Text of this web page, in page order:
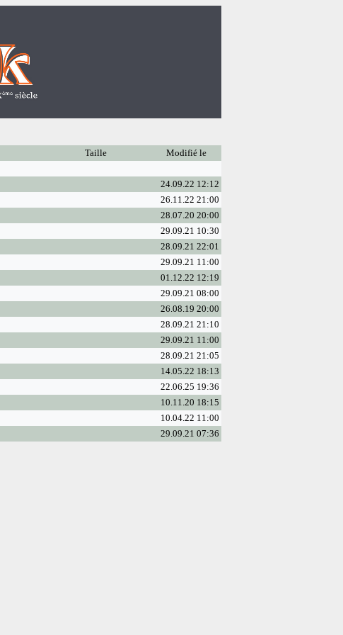
Taille
Modifié le
24.09.22 12:12
26.11.22 21:00
28.07.20 20:00
29.09.21 10:30
28.09.21 22:01
29.09.21 11:00
01.12.22 12:19
29.09.21 08:00
26.08.19 20:00
28.09.21 21:10
29.09.21 11:00
28.09.21 21:05
14.05.22 18:13
22.06.25 19:36
10.11.20 18:15
10.04.22 11:00
29.09.21 07:36